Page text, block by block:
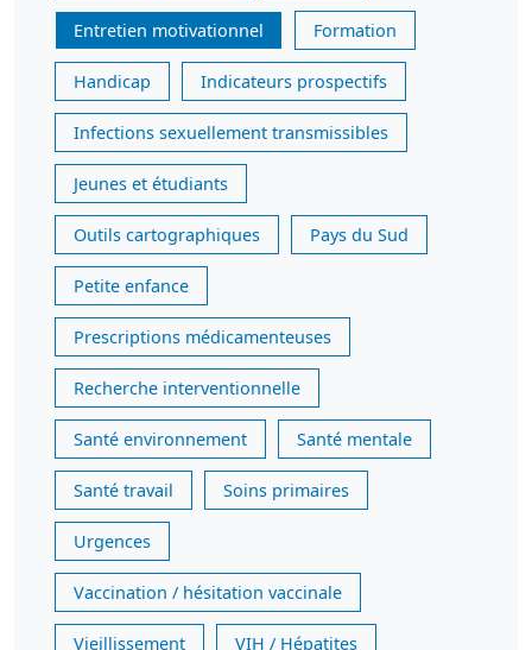
Entretien motivationnel Formation
Handicap Indicateurs prospectifs
Infections sexuellement transmissibles
Jeunes et étudiants
Outils cartographiques Pays du Sud
Petite enfance
Prescriptions médicamenteuses
Recherche interventionnelle
Santé environnement Santé mentale
Santé travail Soins primaires
Urgences
Vaccination / hésitation vaccinale
Vieillissement VIH / Hépatites